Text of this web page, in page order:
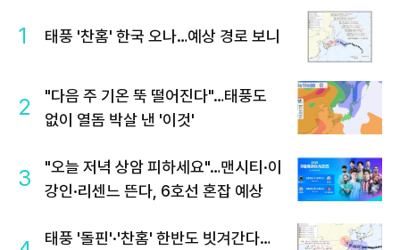
1 태풍 '찬홈' 한국 오나…예상 경로 보니
2
"다음 주 기온 뚝 떨어진다"…태풍도
없이 열돔 박살 낸 '이것'
3
"오늘 저녁 상암 피하세요"…맨시티·이
강인·리센느 뜬다, 6호선 혼잡 예상
태풍 '돌핀'·'찬홈' 한반도 빗겨간다…